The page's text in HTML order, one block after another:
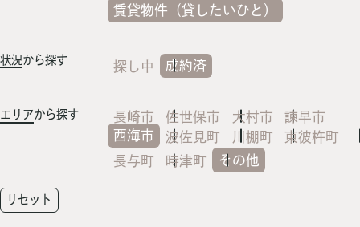
賃貸物件（貸したいひと）
状況から探す
探し中 成約済
エリアから探す 長崎市 佐世保市 大村市
諫早市
西海市
波佐見町 川棚町
東彼杵町
長与町
時津町 その他
リセット